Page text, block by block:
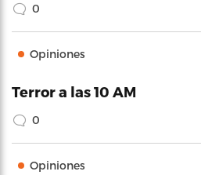
0
Opiniones
Terror a las 10 AM
0
Opiniones